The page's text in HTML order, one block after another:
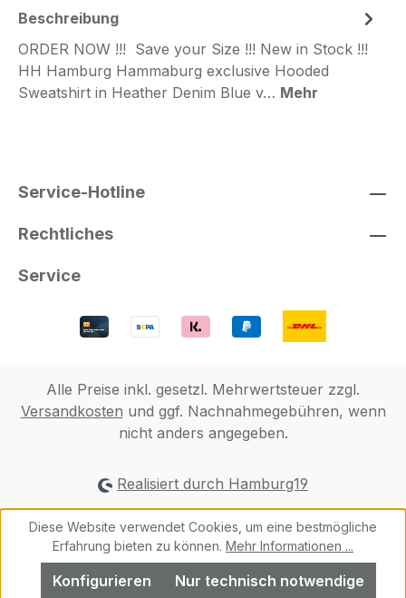
Beschreibung
ORDER NOW !!! Save your Size !!! New in Stock !!!
HH Hamburg Hammaburg exclusive Hooded
Sweatshirt in Heather Denim Blue v… Mehr
Service-Hotline
Rechtliches
Service
Alle Preise inkl. gesetzl. Mehrwertsteuer zzgl.
Versandkosten und ggf. Nachnahmegebühren, wenn
nicht anders angegeben.
Realisiert durch Hamburg19
Diese Website verwendet Cookies, um eine bestmögliche
Erfahrung bieten zu können. Mehr Informationen ...
Nur technisch notwendige
Konfigurieren